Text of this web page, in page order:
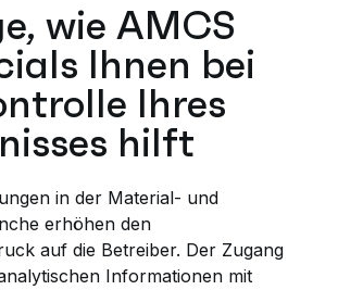
wie AMCS
Ihnen bei
Ihres
hilft
in der Material- und
erhöhen den
auf die Betreiber. Der Zugang
Informationen mit